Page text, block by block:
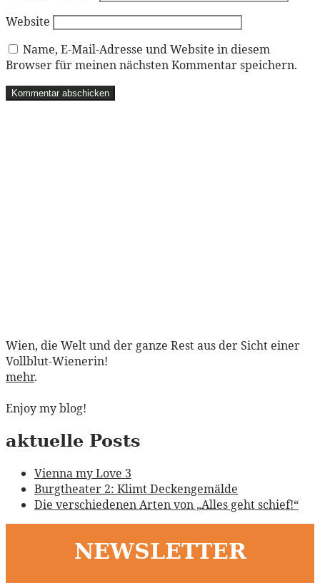
Website
Name, E-Mail-Adresse und Website in diesem
Browser für meinen nächsten Kommentar speichern.
Wien, die Welt und der ganze Rest aus der Sicht einer
Vollblut-Wienerin!
mehr.
Enjoy my blog!
aktuelle Posts
Vienna my Love 3
Burgtheater 2: Klimt Deckengemälde
Die verschiedenen Arten von „Alles geht schief!“
NEWSLETTER